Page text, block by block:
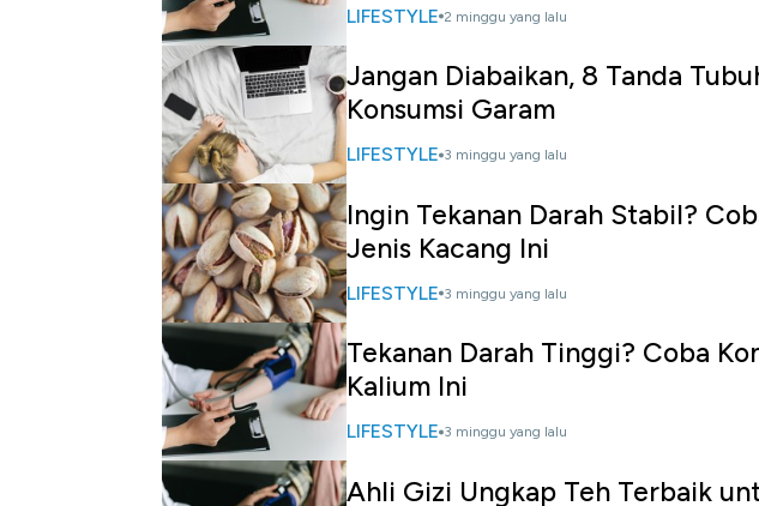
LIFESTYLE 2 minggu yang lalu
Jangan Diabaikan, 8 Tanda
Konsumsi Garam
LIFESTYLE 3 minggu yang lalu
Ingin Tekanan Darah Stabil?
Jenis Kacang Ini
LIFESTYLE 3 minggu yang lalu
Tekanan Darah Tinggi? Coba
Kalium Ini
LIFESTYLE 3 minggu yang lalu
Ahli Gizi Ungkap Teh Terbaik